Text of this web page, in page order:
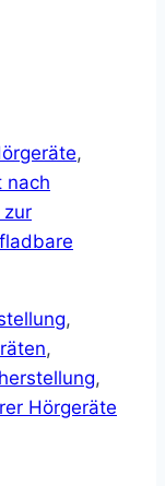
,
nach
zur
,
,
,
Hörgeräte